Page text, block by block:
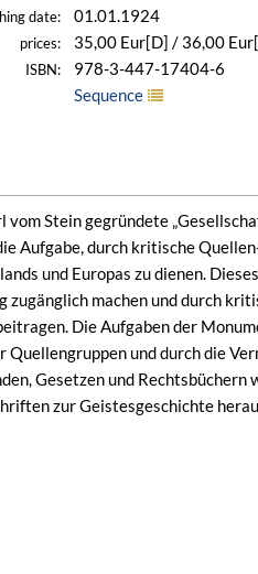
date: 01.01.1924
prices: 35,00 Eur[D] / 36,00
ISBN:
978-3-447-17404-6
Sequence
Stein gegründete
Aufgabe, durch kritische
und Europas zu dienen.
machen und durch
Die Aufgaben der
Quellengruppen und durch die
Gesetzen und
zur Geistesgeschichte